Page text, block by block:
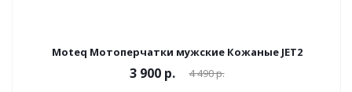
Moteq Мотоперчатки мужские Кожаные JET2
3 900 р. 4 490 р.